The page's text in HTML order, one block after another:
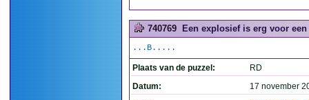
740769 Een explosief is erg voor
...B.....
Plaats van de puzzel:
RD
Datum:
17 november